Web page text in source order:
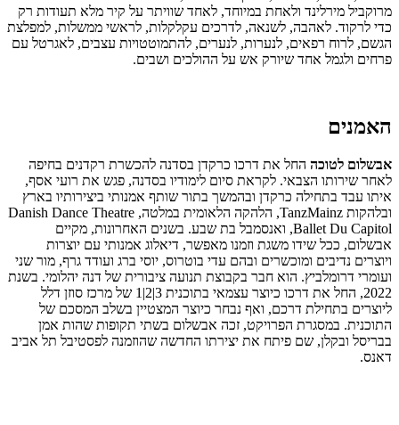
מרוקביל מירלינד ולאחת במיוחד, לאחד שוויתר על קיר מלא תעודות רק
כדי לרקוד. לאהבה, לשנאה, לדרכים עקלקלות, לראשי ממשלות, למפלצת
הגשם, לרוח רפאים, לנערות, לנערים, להתמוטטויות עצבים, לאגרטל עם
פרחים ולגמל אחד שיורק אש על ההולכים ושבים.
האמנים
אבשלום לטוכה החל את דרכו כרקדן בסדנה להכשרת רקדנים בחיפה
לאחר שירותו הצבאי. לקראת סיום לימודיו בסדנה, פגש את רועי אסף,
איתו עבד בתחילה כרקדן ובהמשך בתור שותף אמנותי ביצירותיו בארץ
ובלהקות TanzMainz, הלהקה הלאומית במלטה, Danish Dance Theatre
,Ballet Du Capitol ואנסמבל בת שבע. בשנים האחרונות, מקיים
אבשלום, ככל שידו משגת וזמנו מאפשר, דיאלוג אמנותי עם יוצרות
ויוצרים נדיבים ומוכשרים ובהם עדי בוטרוס, יוסי ברג ועודד גרף, מור שני
ועומרי דרומלביץ. הוא חבר בקבוצת תנועה ציבורית של דנה יהלומי. בשנת
2022, החל את דרכו כיוצר עצמאי בתוכנית 3|2|1 של מרכז סוזן דלל
ליוצרים בתחילת דרכם, ואף נבחר כיוצר המצטיין בשלב המסכם של
התוכנית. במסגרת הפרויקט, זכה אבשלום בשתי תקופות שהות אמן
בבריסל ובקלן, שם פיתח את יצירתו החדשה שהוזמנה לפסטיבל תל אביב
דאנס.